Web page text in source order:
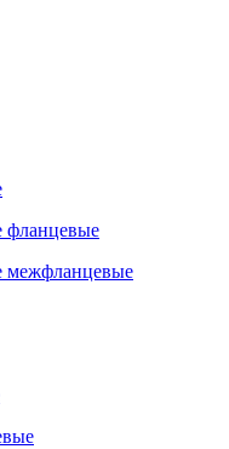
фланцевые
межфланцевые